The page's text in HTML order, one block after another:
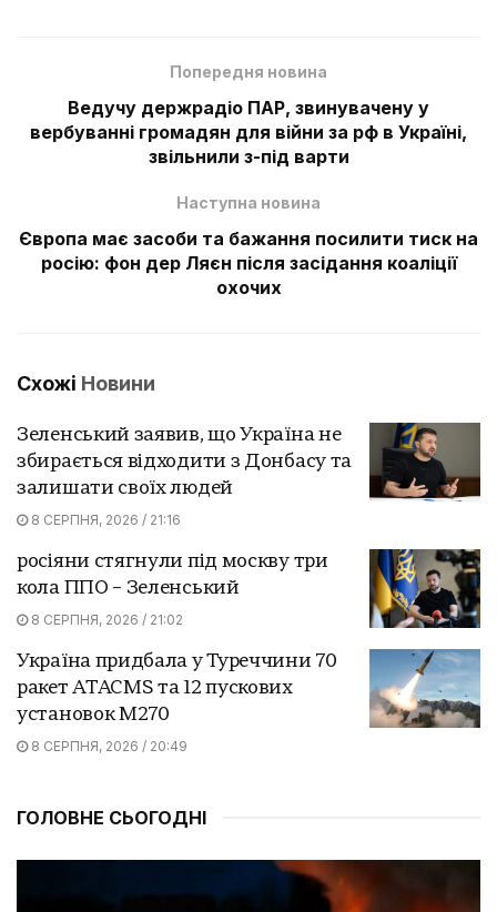
Попередня новина
Ведучу держрадіо ПАР, звинувачену у
вербуванні громадян для війни за рф в Україні,
звільнили з-під варти
Наступна новина
Європа має засоби та бажання посилити тиск на
росію: фон дер Ляєн після засідання коаліції
охочих
Схожі Новини
Зеленський заявив, що Україна не
збирається відходити з Донбасу та
залишати своїх людей
8 СЕРПНЯ, 2026 / 21:16
росіяни стягнули під москву три
кола ППО – Зеленський
8 СЕРПНЯ, 2026 / 21:02
Україна придбала у Туреччини 70
ракет ATACMS та 12 пускових
установок M270
8 СЕРПНЯ, 2026 / 20:49
ГОЛОВНЕ СЬОГОДНІ